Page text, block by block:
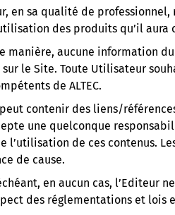
en sa qualité de
des produits qu’il aura
manière, aucune information
le Site. Toute Utilisateur
de ALTEC.
contenir des liens/
une quelconque
l’utilisation de ces contenus.
de cause.
en aucun cas, l’Editeur
des réglementations et lois